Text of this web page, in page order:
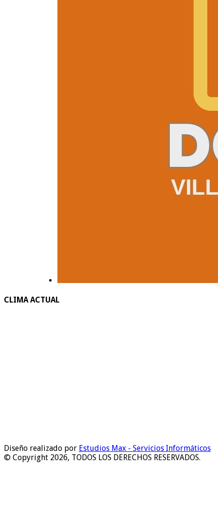
CLIMA ACTUAL
Diseño realizado por Estudios Max - Servicios Informáticos
© Copyright 2026, TODOS LOS DERECHOS RESERVADOS.